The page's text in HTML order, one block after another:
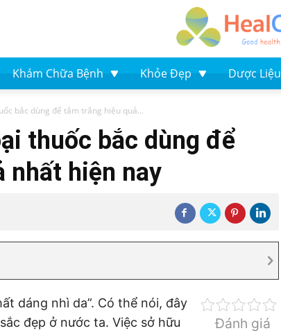
Khám Chữa Bệnh Khỏe Đẹp Dược Liệu
bắc dùng để tắm trắng hiệu quả...
thuốc bắc dùng để
nhất hiện nay
Đánh giá
dáng nhì da”. Có thể nói, đây
đẹp ở nước ta. Việc sở hữu